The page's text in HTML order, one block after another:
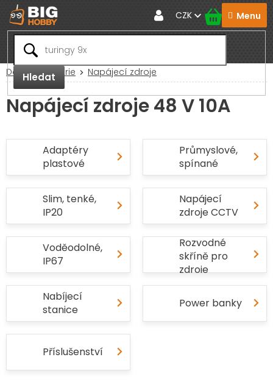
Přejít
na
obsah
Hledat
CZK
Domů Baterie Napájecí zdroje
Napájecí zdroje 48 V 10A
Adaptéry
plastové
Průmyslové,
spínané
Slim, tenké,
IP20
Napájecí
zdroje CCTV
Voděodolné,
IP67
Rozvodné
skříně pro
zdroje
Nabíjecí
stanice
Power banky
Příslušenství